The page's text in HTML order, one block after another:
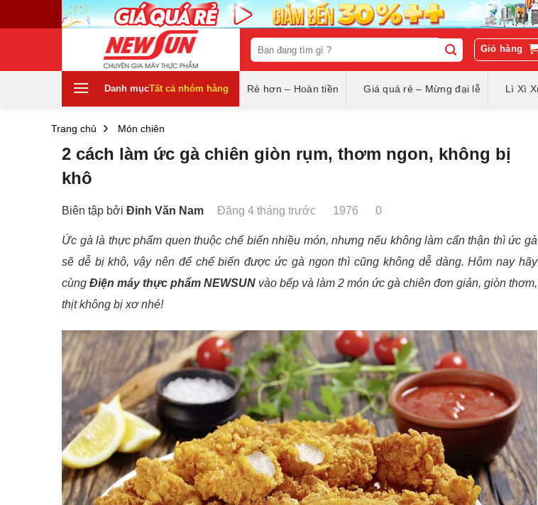
to
Tìm
kiếm:
Giỏ hàng
Tất cả nhóm hàng
Danh mục Rẻ hơn – Hoàn tiền Giá quá rẻ – Mừng đại lễ Lì Xì
Trang chủ Món chiên
2 cách làm ức gà chiên giòn rụm, thơm ngon, không bị
khô
Biên tập bởi Đinh Văn Nam Đăng 4 tháng trước 1976 0
Ức gà là thực phẩm quen thuộc chế biến nhiều món, nhưng nếu không làm cẩn thận thì ức gà
sẽ dễ bị khô, vậy nên để chế biến được ức gà ngon thì cũng không dễ dàng. Hôm nay hãy
cùng Điện máy thực phẩm NEWSUN vào bếp và làm 2 món ức gà chiên đơn giản, giòn thơm,
thịt không bị xơ nhé!